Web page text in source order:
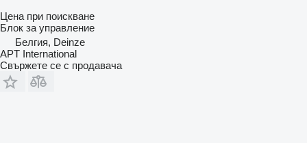
Цена при поискване
Блок за управление
Белгия, Deinze
APT International
Свържете се с продавача